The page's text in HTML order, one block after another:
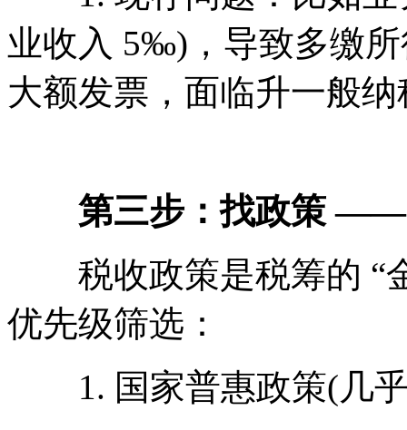
业收入 5‰)，导致多缴
大额发票，面临升一般
第三步：找政策 ——
税收政策是税筹的 “
优先级筛选：
1. 国家普惠政策(几乎